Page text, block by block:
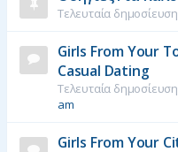
Τελευταία
Girls From Your
Casual Dating
Τελευταία
am
Girls From Your